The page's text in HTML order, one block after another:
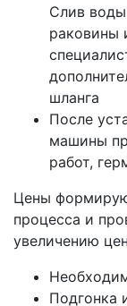
Слив
раковины
шланга
После
машины
работ,
Цены
процесса и
увеличению
Подгонка